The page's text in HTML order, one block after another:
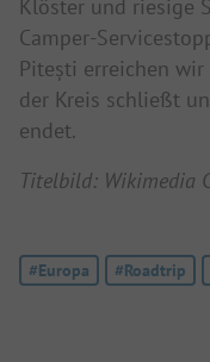
Klöster und riesige
Camper-
Pitești erreichen
der Kreis schließt
endet.
Titelbild: Wikimedia
Tag:
#Europa Tag:
#Roadtrip